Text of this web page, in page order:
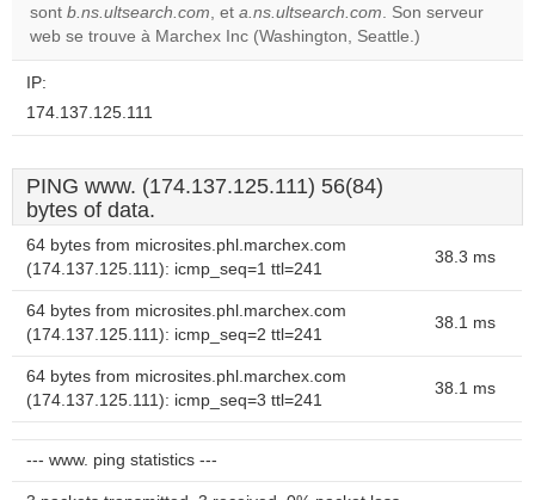
Do you
own this
sont b.ns.ultsearch.com, et a.ns.ultsearch.com. Son serveur
web se trouve à Marchex Inc (Washington, Seattle.)
IP:
174.137.125.111
PING www. (174.137.125.111) 56(84)
bytes of data.
64 bytes from microsites.phl.marchex.com
(174.137.125.111): icmp_seq=1 ttl=241
38.3 ms
64 bytes from microsites.phl.marchex.com
(174.137.125.111): icmp_seq=2 ttl=241
38.1 ms
64 bytes from microsites.phl.marchex.com
(174.137.125.111): icmp_seq=3 ttl=241
38.1 ms
--- www. ping statistics ---